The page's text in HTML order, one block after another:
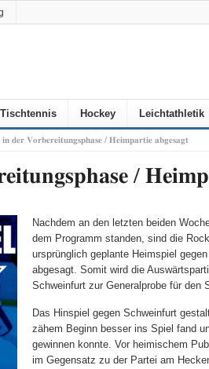
Tischtennis Hockey Leichtathletik
𝐝𝐞𝐫 𝐕𝐨𝐫𝐛𝐞𝐫𝐞𝐢𝐭𝐮𝐧𝐠𝐬𝐩𝐡𝐚𝐬𝐞 / 𝐇𝐞𝐢𝐦𝐩𝐚𝐫𝐭𝐢𝐞 𝐚𝐛𝐠𝐞𝐬𝐚𝐠𝐭
/
Nachdem an den letzten beiden
dem Programm standen, sind die
ursprünglich geplante Heimspiel
abgesagt. Somit wird die
Schweinfurt zur Generalprobe für den
Das Hinspiel gegen Schweinfurt
zähem Beginn besser ins Spiel fand
gewinnen konnte. Vor heimischem
im Gegensatz zu der Partei am